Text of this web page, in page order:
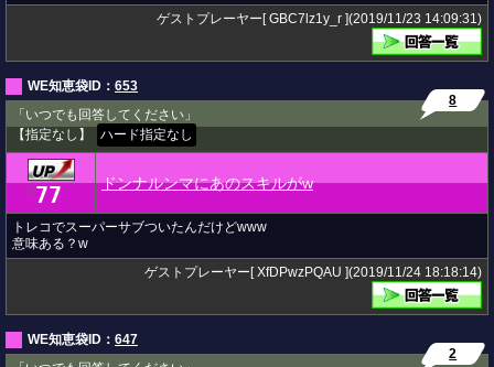
ゲストプレーヤー[ GBC7lz1y_r ](2019/11/23 14:09:31)
WE知恵袋ID： 653
「いつでも回答してください」
【指定なし】
ハード指定なし
8
★ 77 ドンナルンマにあのスキルがw
トレコでスーパーサブついたんだけどwww
意味ある？w
ゲストプレーヤー[ XfDPwzPQAU ](2019/11/24 18:18:14)
WE知恵袋ID： 647
2